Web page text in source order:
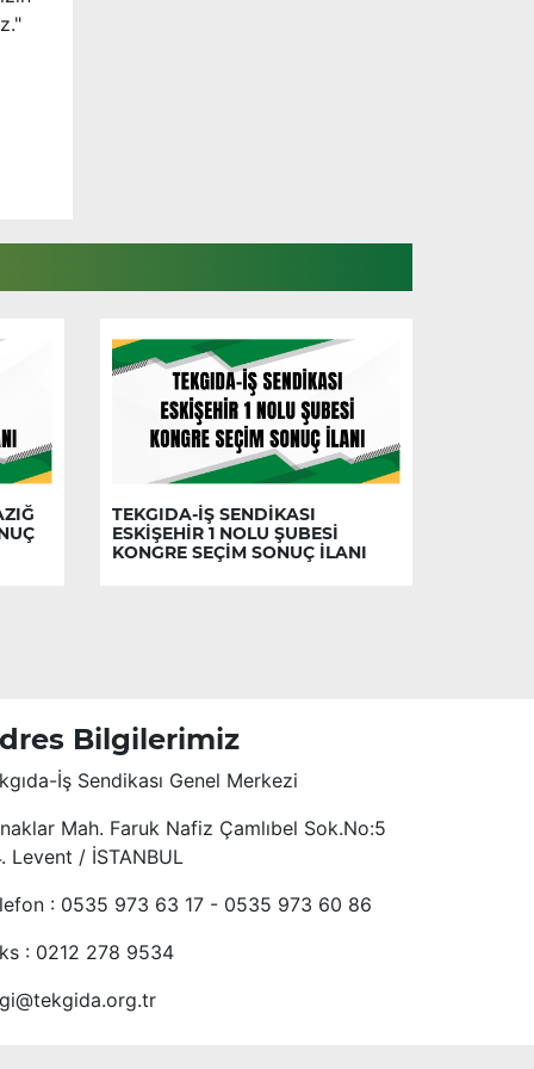
TEKGIDA-İŞ SENDİKASI
ESKİŞEHİR 1 NOLU ŞUBESİ
KONGRE SEÇİM SONUÇ İLANI
Bilgilerimiz
İş Sendikası Genel Merkezi
Mah. Faruk Nafiz Çamlıbel Sok.No:5
Levent / İSTANBUL
: 0535 973 63 17 - 0535 973 60 86
: 0212 278 9534